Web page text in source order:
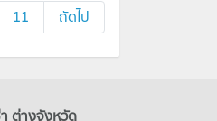
11 ถัดไป
า ต่างจังหวัด